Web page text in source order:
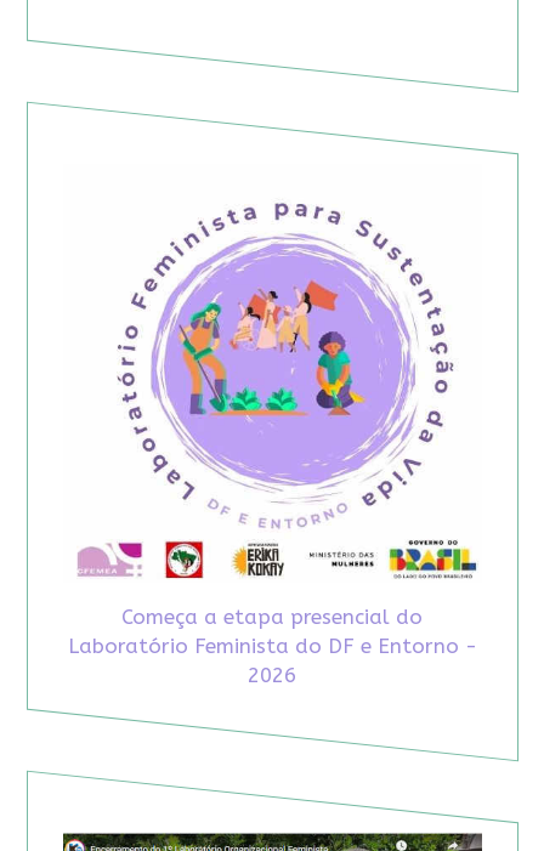
Começa a etapa presencial do
Laboratório Feminista do DF e Entorno -
2026